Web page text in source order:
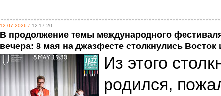
12.07.2026 / 12:17:20
В продолжение темы международного
вечера: 8 мая на джазфесте столкнулись Восток
Из этого
родился,